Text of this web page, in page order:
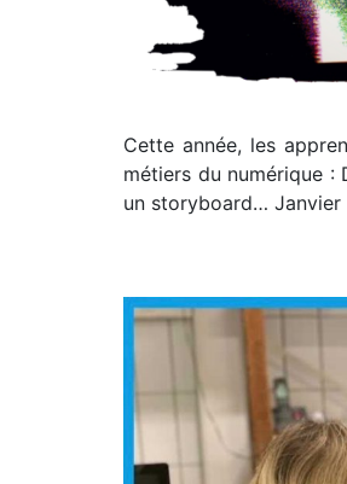
Cette année, les
métiers du numérique :
un storyboard…